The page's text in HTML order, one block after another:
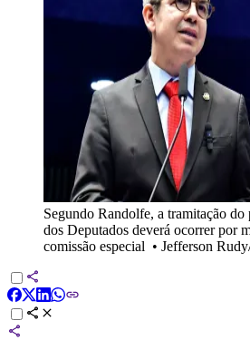
Segundo Randolfe, a tramitação do
dos Deputados deverá ocorrer por
comissão especial • Jefferson